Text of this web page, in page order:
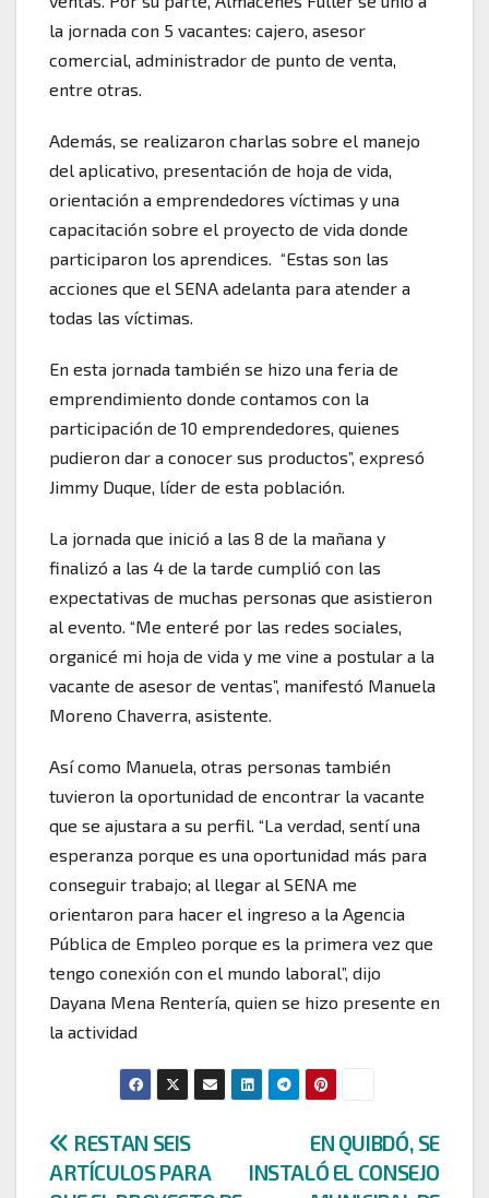
la jornada con 5 vacantes: cajero, asesor
comercial, administrador de punto de venta,
entre otras.
Además, se realizaron charlas sobre el manejo
del aplicativo, presentación de hoja de vida,
orientación a emprendedores víctimas y una
capacitación sobre el proyecto de vida donde
participaron los aprendices. “Estas son las
acciones que el SENA adelanta para atender a
todas las víctimas.
En esta jornada también se hizo una feria de
emprendimiento donde contamos con la
participación de 10 emprendedores, quienes
pudieron dar a conocer sus productos”, expresó
Jimmy Duque, líder de esta población.
La jornada que inició a las 8 de la mañana y
finalizó a las 4 de la tarde cumplió con las
expectativas de muchas personas que asistieron
al evento. “Me enteré por las redes sociales,
organicé mi hoja de vida y me vine a postular a la
vacante de asesor de ventas”, manifestó Manuela
Moreno Chaverra, asistente.
Así como Manuela, otras personas también
tuvieron la oportunidad de encontrar la vacante
que se ajustara a su perfil. “La verdad, sentí una
esperanza porque es una oportunidad más para
conseguir trabajo; al llegar al SENA me
orientaron para hacer el ingreso a la Agencia
Pública de Empleo porque es la primera vez que
tengo conexión con el mundo laboral”, dijo
Dayana Mena Rentería, quien se hizo presente en
la actividad
Navegación
EN QUIBDÓ, SE
INSTALÓ EL CONSEJO
RESTAN SEIS
ARTÍCULOS PARA